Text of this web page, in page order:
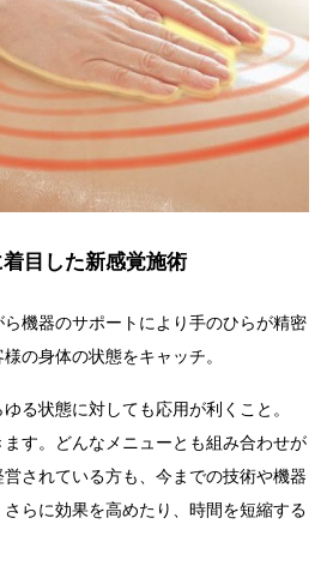
目した新感覚施術
機器のサポートにより手のひらが精密
の身体の状態をキャッチ。
る状態に対しても応用が利くこと。
す。
どんなメニューとも組み合わせが
されている方も、今までの技術や機器
らに効果を高めたり、時間を短縮する